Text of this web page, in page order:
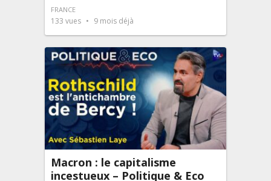
FRANCE
133 vues 9 mois déjà
Macron : le capitalisme
incestueux – Politique & Eco